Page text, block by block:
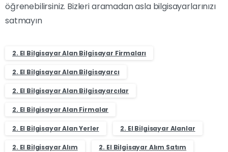
öğrenebilirsiniz. Bizleri aramadan asla bilgisayarlarınızı
satmayın
2. El Bilgisayar Alan Bilgisayar Firmaları
2. El Bilgisayar Alan Bilgisayarcı
2. El Bilgisayar Alan Bilgisayarcılar
2. El Bilgisayar Alan Firmalar
2. El Bilgisayar Alan Yerler 2. El Bilgisayar Alanlar
2. El Bilgisayar Alım 2. El Bilgisayar Alım Satım